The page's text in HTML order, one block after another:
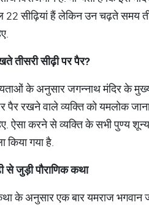
सीढ़ियां हैं लेकिन उन चढ़ते समय
तीसरी सीढ़ी पर पैर?
के अनुसार जगन्नाथ मंदिर के
पैर रखने वाले व्यक्ति को यमलोक
ऐसा करने से व्यक्ति के सभी पुण्य
किया गया है.
से जुड़ी पौराणिक कथा
के अनुसार एक बार यमराज